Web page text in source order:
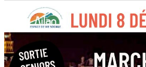
SENIORS
AU
MARCHE
DE